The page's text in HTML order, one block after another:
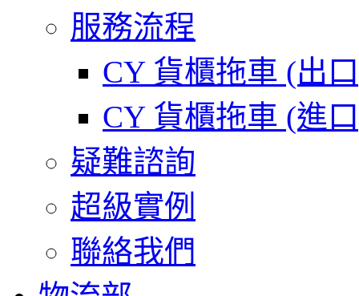
服務流程
CY 貨櫃拖車 (出
CY 貨櫃拖車 (進
疑難諮詢
超級實例
聯絡我們